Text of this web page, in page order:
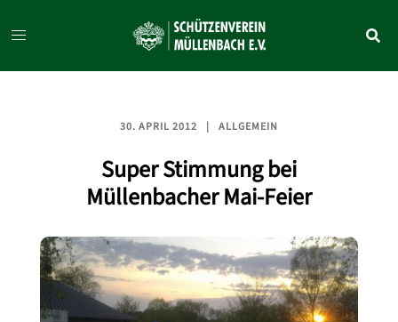
Inhalt
30. APRIL 2012 ALLGEMEIN
Super Stimmung bei
Müllenbacher Mai-Feier